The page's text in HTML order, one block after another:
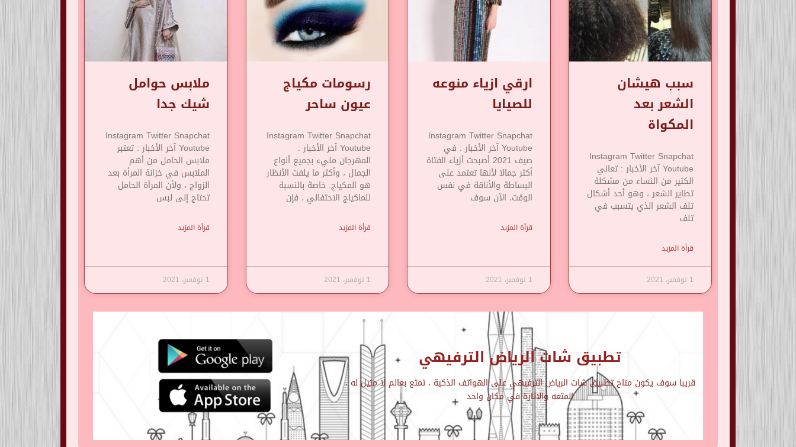
سبب هيشان
الشعر بعد
المكواة
Instagram Twitter Snapchat
Youtube آخر الأخبار : تعاني
الكثير من النساء من مشكلة
تطاير الشعر ، وهو أحد أشكال
تلف الشعر الذي يتسبب في
تلف
قرأة المزيد
1 نوفمبر، 2021
ارقي ازياء منوعه
للصيايا
Instagram Twitter Snapchat
Youtube آخر الأخبار : في
صيف 2021 أصبحت أزياء الفتاة
أكثر جمالا لأنها تعتمد على
البساطة والأناقة في نفس
الوقت، الآن سوف
قرأة المزيد
1 نوفمبر، 2021
رسومات مكياج
عيون ساحر
Instagram Twitter Snapchat
Youtube آخر الأخبار :
المهرجان مليء بجميع أنواع
الجمال ، وأكثر ما يلفت الأنظار
هو المكياج. خاصة بالنسبة
للماكياج الاحتفالي ، فإن
قرأة المزيد
1 نوفمبر، 2021
ملابس حوامل
شيك جدا
Instagram Twitter Snapchat
Youtube آخر الأخبار : تعتبر
ملابس الحامل من أهم
الملابس في خزانة المرأة بعد
الزواج ، ولأن المرأة الحامل
تحتاج إلى لبس
قرأة المزيد
1 نوفمبر، 2021
تطبيق شات الرياض الترفيهي
قريبا سوف يكون متاح تطبيق شات الرياض الترفيهي على الهواتف الذكية ، تمتع بعالم لا مثيل له ،
المتعه والاثارة في مكان واحد